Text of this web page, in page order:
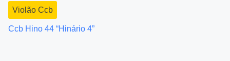
n
Violão Ccb
Ccb Hino 44 “Hinário 4”